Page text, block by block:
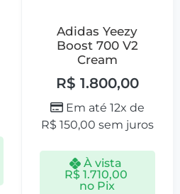
Adidas Yeezy
Boost 700 V2
Cream
R$ 1.800,00
Em até 12x de
R$ 150,00 sem juros
À vista
R$1.710,00
no Pix